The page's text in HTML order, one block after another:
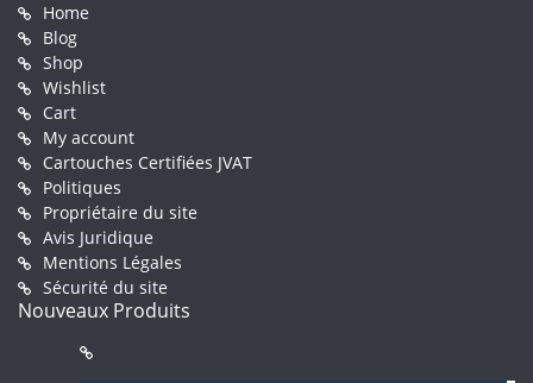
Home
Blog
Shop
Wishlist
Cart
My account
Cartouches Certifiées JVAT
Politiques
Propriétaire du site
Avis Juridique
Mentions Légales
Sécurité du site
Nouveaux Produits